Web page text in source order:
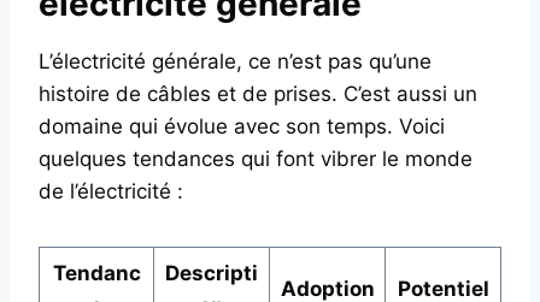
L’électricité générale, ce n’est pas qu’une
histoire de câbles et de prises. C’est aussi un
domaine qui évolue avec son temps. Voici
quelques tendances qui font vibrer le monde
de l’électricité :
Tendanc
Descripti
Adoption Potentiel